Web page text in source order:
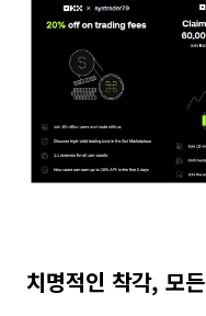
치명적인 착각, 모